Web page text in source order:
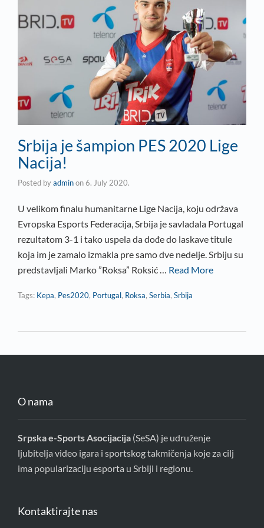
Srbija je šampion PES 2020 Lige
Nacija!
Posted byadminon6. July 2020.
U velikom finalu humanitarne Lige Nacija, koju održava
Evropska Esports Federacija, Srbija je savladala Portugal
rezultatom 3-1 i tako uspela da dođe do laskave titule
koja im je zamalo izmakla pre samo dve nedelje. Srbiju su
predstavljali Marko ”Roksa” Roksić … Read More
Tags: Kepa, Pes2020, Portugal, Roksa, Serbia, Srbija
O nama
Srpska e-Sports Asocijacija (SeSA) je udruženje
ljubitelja video igara i sportskog takmičenja koje za cilj
ima popularizaciju esporta u Srbiji i regionu.
Kontaktirajte nas